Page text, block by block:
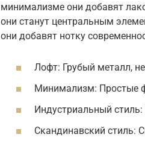
минимализме они добавят
они станут центральным
они добавят нотку
Лофт: Грубый металл,
Минимализм: Простые
Индустриальный
Скандинавский стиль: